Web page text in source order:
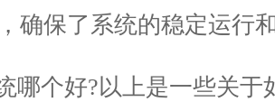
确保了系统的稳定运行
个好?以上是一些关于